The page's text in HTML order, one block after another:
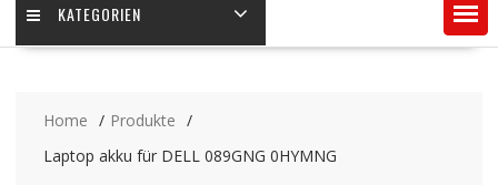
KATEGORIEN
Home
Produkte
Laptop akku für DELL 089GNG 0HYMNG